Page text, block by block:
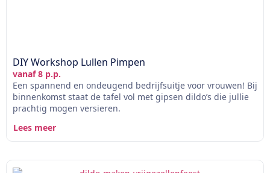
DIY Workshop Lullen Pimpen
vanaf 8 p.p.
Een spannend en ondeugend bedrijfsuitje voor vrouwen! Bij
binnenkomst staat de tafel vol met gipsen dildo’s die jullie
prachtig mogen versieren.
Lees meer